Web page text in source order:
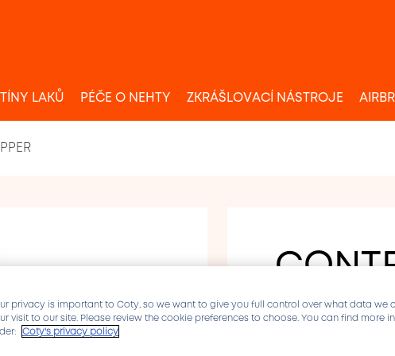
LAKŮ PÉČE O NEHTY ZKRÁŠLOVACÍ NÁSTROJE
Rozlučte se
privacy is important to Coty, so we want to give you full control over what data we
visit to our site. Please review the cookie preferences to choose. You can find more
Coty's privacy policy